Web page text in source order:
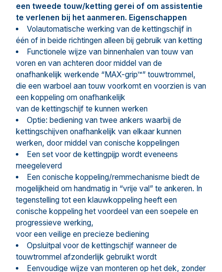
een tweede touw/ketting gerei of om assistentie
te verlenen bij het aanmeren. Eigenschappen
Volautomatische werking van de kettingschijf in
één of in beide richtingen alleen bij gebruik van ketting
Functionele wijze van binnenhalen van touw van
voren en van achteren door middel van de
onafhankelijk werkende “MAX-grip™” touwtrommel,
die een warboel aan touw voorkomt en voorzien is van
een koppeling om onafhankelijk
van de kettingschijf te kunnen werken
Optie: bediening van twee ankers waarbij de
kettingschijven onafhankelijk van elkaar kunnen
werken, door middel van conische koppelingen
Een set voor de kettingpijp wordt eveneens
meegeleverd
Een conische koppeling/remmechanisme biedt de
mogelijkheid om handmatig in “vrije val” te ankeren. In
tegenstelling tot een klauwkoppeling heeft een
conische koppeling het voordeel van een soepele en
progressieve werking,
voor een veilige en precieze bediening
Opsluitpal voor de kettingschijf wanneer de
touwtrommel afzonderlijk gebruikt wordt
Eenvoudige wijze van monteren op het dek, zonder